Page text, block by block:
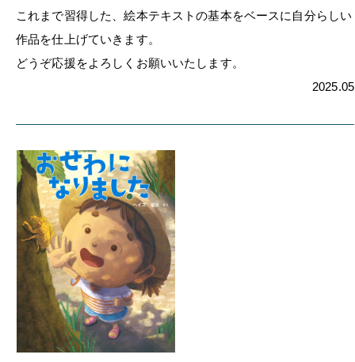
これまで習得した、絵本テキストの基本をベースに自分らしい
作品を仕上げていきます。
どうぞ応援をよろしくお願いいたします。
2025.05